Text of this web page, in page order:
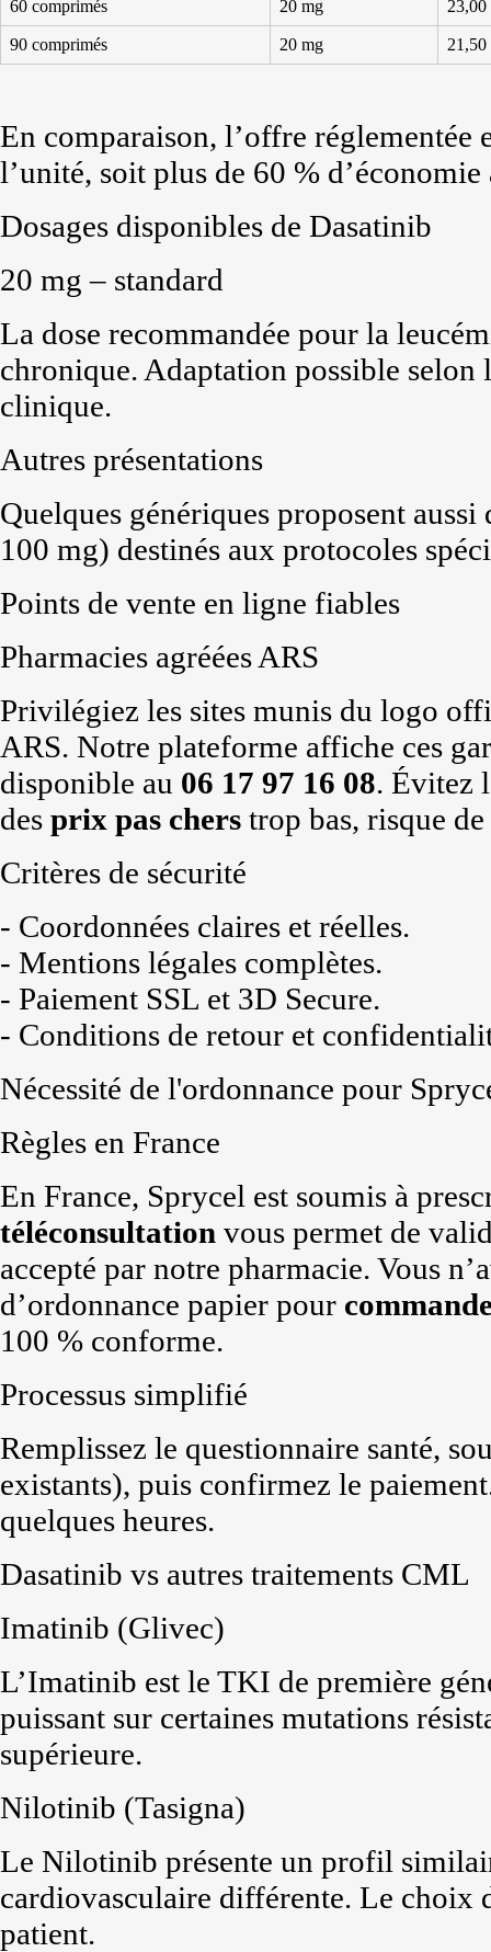
60 comprimés 20 mg 23,00
90 comprimés 20 mg 21,50
En comparaison, l’offre réglementée
l’unité, soit plus de 60 % d’économie
Dosages disponibles de Dasatinib
20 mg – standard
La dose recommandée pour la
chronique. Adaptation possible selon
clinique.
Autres présentations
Quelques génériques proposent
100 mg) destinés aux protocoles
Points de vente en ligne fiables
Pharmacies agréées ARS
Privilégiez les sites munis du logo
ARS. Notre plateforme affiche ces
disponible au 06 17 97 16 08. Évitez
des prix pas chers trop bas, risque
Critères de sécurité
- Coordonnées claires et réelles.
- Mentions légales complètes.
- Paiement SSL et 3D Secure.
- Conditions de retour et
Nécessité de l'ordonnance pour
Règles en France
En France, Sprycel est soumis à
téléconsultation vous permet de
accepté par notre pharmacie. Vous
d’ordonnance papier pour
100 % conforme.
Processus simplifié
Remplissez le questionnaire santé,
existants), puis confirmez le
quelques heures.
Dasatinib vs autres traitements CML
Imatinib (Glivec)
L’Imatinib est le TKI de première
puissant sur certaines mutations
supérieure.
Nilotinib (Tasigna)
Le Nilotinib présente un profil
cardiovasculaire différente. Le choix
patient.